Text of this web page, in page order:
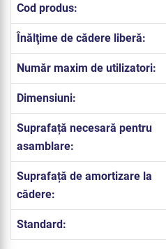
Cod produs:
Înălţime de cădere liberă:
Număr maxim de utilizatori:
Dimensiuni:
Suprafață necesară pentru
asamblare:
Suprafață de amortizare la
cădere:
Standard: